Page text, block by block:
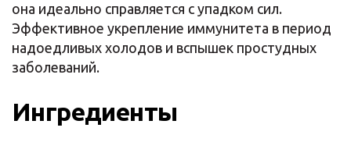
она идеально справляется с упадком сил.
Эффективное укрепление иммунитета в период
надоедливых холодов и вспышек простудных
заболеваний.
Ингредиенты